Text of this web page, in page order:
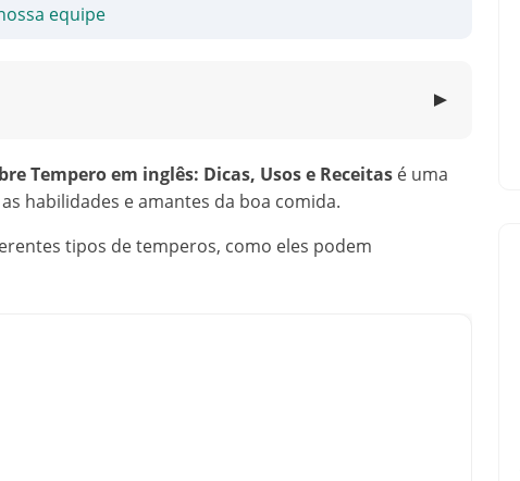
equipe
▼
Tempero em inglês: Dicas, Usos e Receitas é uma
habilidades e amantes da boa comida.
tipos de temperos, como eles podem